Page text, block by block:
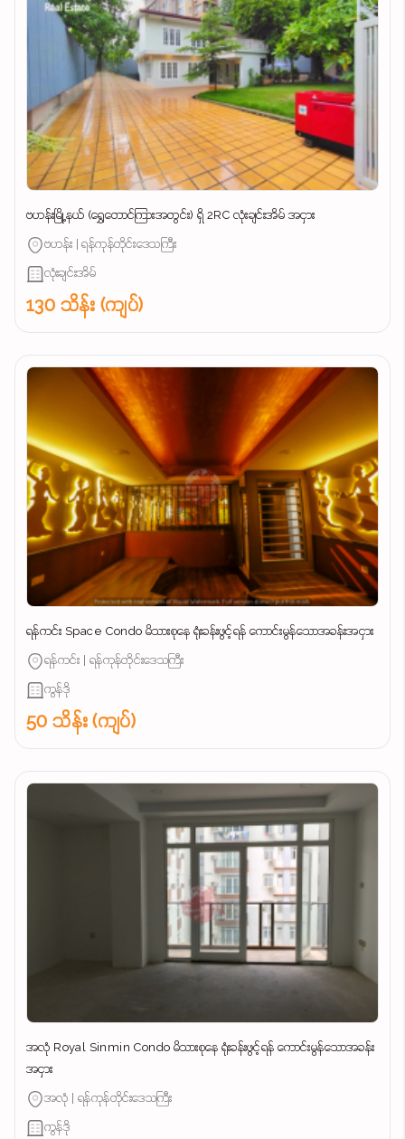
ဗဟန်းမြို့နယ် (ရွှေတောင်ကြားအတွင်း) ရှိ 2RC လုံးချင်းအိမ် အငှား
ဗဟန်း | ရန်ကုန်တိုင်းဒေသကြီး
လုံးချင်းအိမ်
130 သိန်း (ကျပ်)
ရန်ကင်း Space Condo မိသားစုနေ ရုံးခန်းဖွင့်ရန် ကောင်းမွန်သောအခန်းအငှား
ရန်ကင်း | ရန်ကုန်တိုင်းဒေသကြီး
ကွန်ဒို
50 သိန်း (ကျပ်)
အလုံ Royal Sinmin Condo မိသားစုနေ ရုံးခန်းဖွင့်ရန် ကောင်းမွန်သောအခန်း
အငှား
အလုံ | ရန်ကုန်တိုင်းဒေသကြီး
ကွန်ဒို